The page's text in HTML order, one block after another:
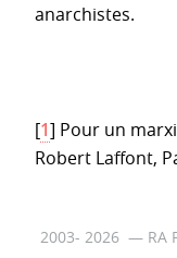
anarchistes.
[1] Pour un
Robert Laffont,
2003- 2026 — RA